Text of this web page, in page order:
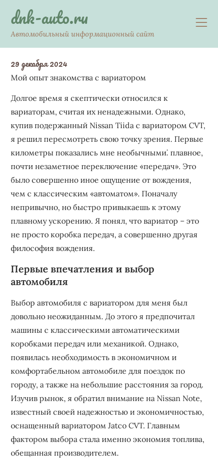
contentdnk-auto.ru
Автомобильный информационный сайт
29 декабря 2024
Мой опыт знакомства с вариатором
Долгое время я скептически относился к
вариаторам, считая их ненадежными. Однако,
купив подержанный Nissan Tiida с вариатором CVT,
я решил пересмотреть свою точку зрения. Первые
километры показались мне необычными⁚ плавное,
почти незаметное переключение «передач». Это
было совершенно иное ощущение от вождения,
чем с классическим «автоматом». Поначалу
непривычно, но быстро привыкаешь к этому
плавному ускорению. Я понял, что вариатор – это
не просто коробка передач, а совершенно другая
философия вождения.
Первые впечатления и выбор
автомобиля
Выбор автомобиля с вариатором для меня был
довольно неожиданным. До этого я предпочитал
машины с классическими автоматическими
коробками передач или механикой. Однако,
появилась необходимость в экономичном и
комфортабельном автомобиле для поездок по
городу, а также на небольшие расстояния за город.
Изучив рынок, я обратил внимание на Nissan Note,
известный своей надежностью и экономичностью,
оснащенный вариатором Jatco CVT. Главным
фактором выбора стала именно экономия топлива,
обещанная производителем.